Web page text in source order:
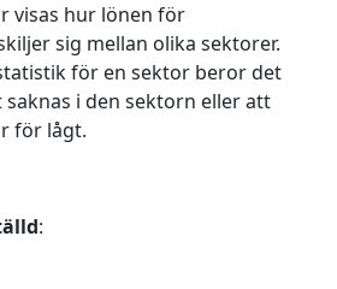
visas hur lönen för
sig mellan olika sektorer.
för en sektor beror det
i den sektorn eller att
för lågt.
: